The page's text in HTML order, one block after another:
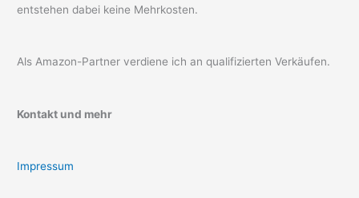
entstehen dabei keine Mehrkosten.
Als Amazon-Partner verdiene ich an qualifizierten Verkäufen.
Kontakt und mehr
Impressum